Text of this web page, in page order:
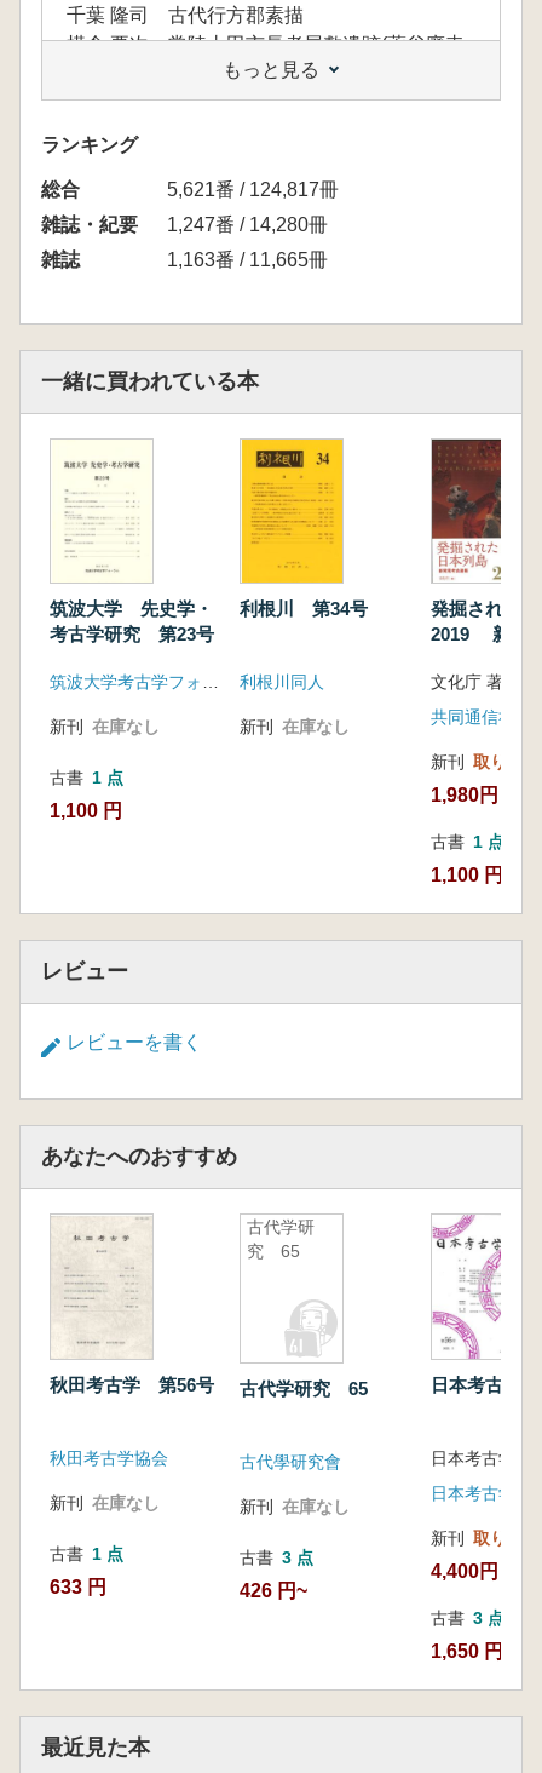
千葉 隆司 古代行方郡素描
横倉 要次 常陸太田市長者屋敷遺跡(薬谷廃寺
跡)出土の瓦と埠について
もっと見る
ランキング
総合
5,621番 / 124,817冊
雑誌・紀要
1,247番 / 14,280冊
雑誌
1,163番 / 11,665冊
一緒に買われている本
筑波大学 先史学・
考古学研究 第23号
筑波大学考古学フォーラム
新刊 在庫なし
古書 1 点
1,100 円
利根川 第34号
利根川同人
新刊 在庫なし
発掘された
2019 新発
文化庁 著
共同通信社
新刊 取り寄せ
1,980円
古書 1 点
1,100 円
レビュー
レビューを書く
あなたへのおすすめ
秋田考古学 第56号
秋田考古学協会
新刊 在庫なし
古書 1 点
633 円
古代学研
究 65
古代学研究 65
古代學研究會
新刊 在庫なし
古書 3 点
426 円~
日本考古学
日本考古学協
新刊 取り寄せ
4,400円
古書 3 点
1,650 円~
最近見た本